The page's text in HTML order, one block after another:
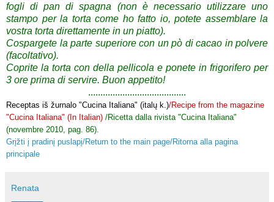
fogli di pan di spagna (non è necessario utilizzare uno
stampo per la torta come ho fatto io, potete assemblare la
vostra torta direttamente in un piatto).
Cospargete la parte superiore con un pò di cacao in polvere
(facoltativo).
Coprite la torta con della pellicola e ponete in frigorifero per
3 ore prima di servire. Buon appetito!
........................................
Receptas iš žurnalo "Cucina Italiana" (italų k.)/Recipe from the magazine
"Cucina Italiana" (In Italian) /Ricetta dalla rivista "Cucina Italiana"
(novembre 2010, pag. 86).
Grįžti į pradinį puslapį/Return to the main page/Ritorna alla pagina
principale
Renata